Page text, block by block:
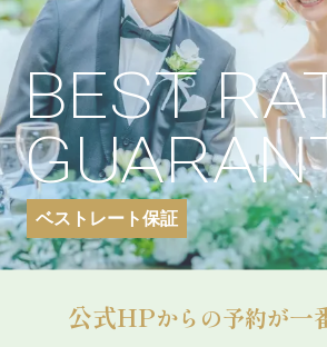
詳細を見る
予約する
試食会 会場コーディネート展示
婚
相談会
開催時間
11:00 - 14:00
15:00 - 18:00
17:00 - 20:00
残席◯あり △残りわずか ×満席
詳細を見る
予約する
模擬挙式 模擬披露宴
試食会
会場コーディネート展示
婚礼アイテ
お得なご来館特典プレゼント
開催時間
BEST
ベストレート保証
公式HPからの予約が一